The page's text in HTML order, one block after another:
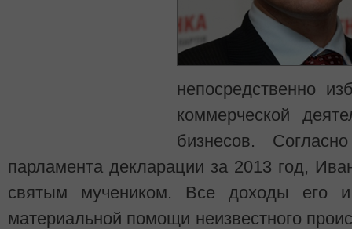
непосредственно
коммерческой
бизнесов.
парламента декларации за 2013 год,
святым мучеником. Все доходы
материальной помощи неизвестного